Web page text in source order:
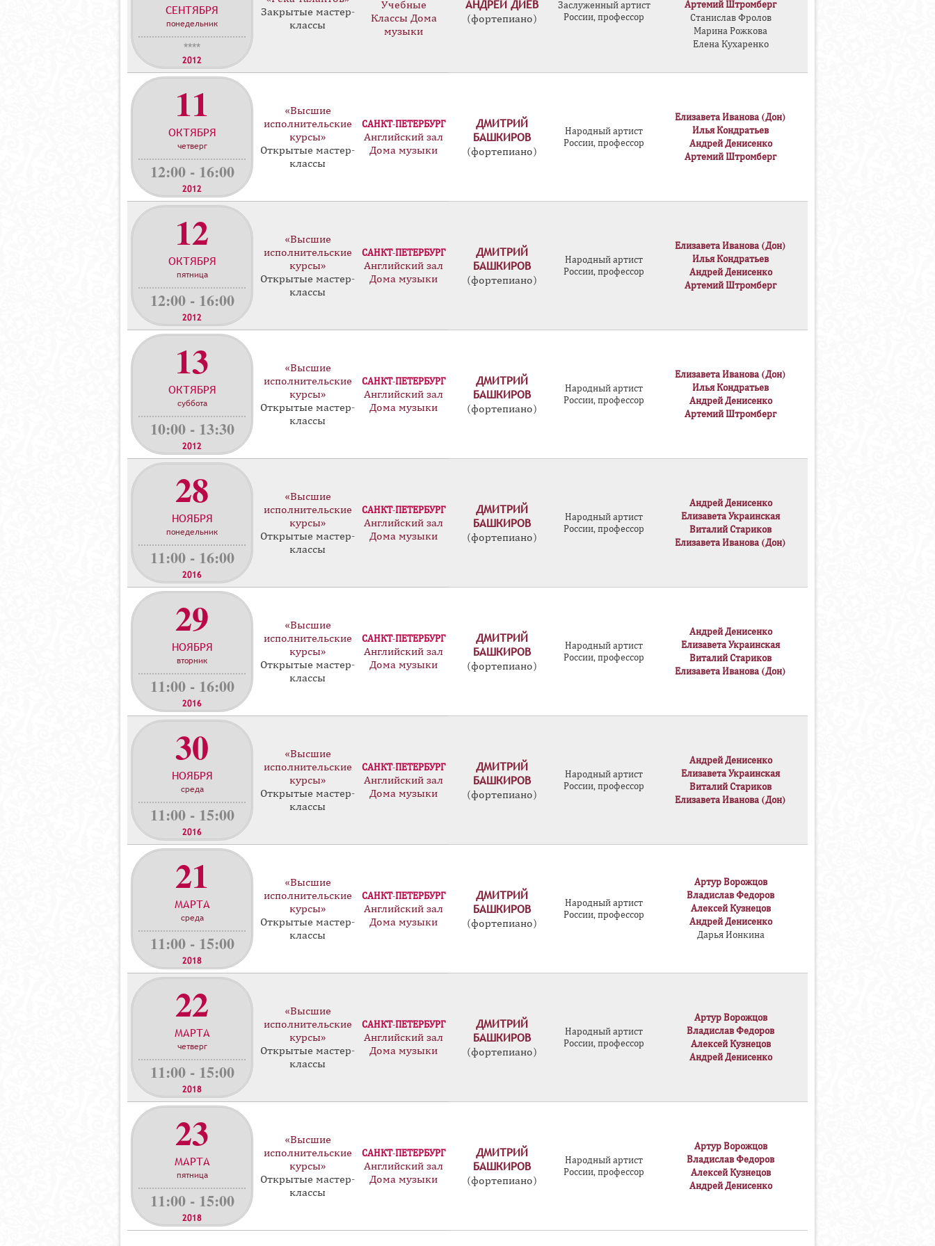
е
-
л
о
в
СЕНТЯБРЯ
понедельник
****
2012
Закрытые мастер-
классы
Учебные
Классы Дома
музыки
АНДРЕЙ ДИЕВ
(фортепиано)
Заслуженный артист
России, профессор
Артемий Штромберг
Станислав Фролов
Марина Рожкова
Елена Кухаренко
11
ОКТЯБРЯ
четверг
12:00 - 16:00
2012
«Высшие
исполнительские
курсы»
Открытые мастер-
классы
САНКТ-ПЕТЕРБУРГ
Английский зал
Дома музыки
ДМИТРИЙ
БАШКИРОВ
(фортепиано)
Народный артист
России, профессор
Елизавета Иванова (Дон)
Илья Кондратьев
Андрей Денисенко
Артемий Штромберг
12
ОКТЯБРЯ
пятница
12:00 - 16:00
2012
«Высшие
исполнительские
курсы»
Открытые мастер-
классы
САНКТ-ПЕТЕРБУРГ
Английский зал
Дома музыки
ДМИТРИЙ
БАШКИРОВ
(фортепиано)
Народный артист
России, профессор
Елизавета Иванова (Дон)
Илья Кондратьев
Андрей Денисенко
Артемий Штромберг
13
ОКТЯБРЯ
суббота
10:00 - 13:30
2012
«Высшие
исполнительские
курсы»
Открытые мастер-
классы
САНКТ-ПЕТЕРБУРГ
Английский зал
Дома музыки
ДМИТРИЙ
БАШКИРОВ
(фортепиано)
Народный артист
России, профессор
Елизавета Иванова (Дон)
Илья Кондратьев
Андрей Денисенко
Артемий Штромберг
28
НОЯБРЯ
понедельник
11:00 - 16:00
2016
«Высшие
исполнительские
курсы»
Открытые мастер-
классы
САНКТ-ПЕТЕРБУРГ
Английский зал
Дома музыки
ДМИТРИЙ
БАШКИРОВ
(фортепиано)
Народный артист
России, профессор
Андрей Денисенко
Елизавета Украинская
Виталий Стариков
Елизавета Иванова (Дон)
29
НОЯБРЯ
вторник
11:00 - 16:00
2016
«Высшие
исполнительские
курсы»
Открытые мастер-
классы
САНКТ-ПЕТЕРБУРГ
Английский зал
Дома музыки
ДМИТРИЙ
БАШКИРОВ
(фортепиано)
Народный артист
России, профессор
Андрей Денисенко
Елизавета Украинская
Виталий Стариков
Елизавета Иванова (Дон)
30
НОЯБРЯ
среда
11:00 - 15:00
2016
«Высшие
исполнительские
курсы»
Открытые мастер-
классы
САНКТ-ПЕТЕРБУРГ
Английский зал
Дома музыки
ДМИТРИЙ
БАШКИРОВ
(фортепиано)
Народный артист
России, профессор
Андрей Денисенко
Елизавета Украинская
Виталий Стариков
Елизавета Иванова (Дон)
21
МАРТА
среда
11:00 - 15:00
2018
«Высшие
исполнительские
курсы»
Открытые мастер-
классы
САНКТ-ПЕТЕРБУРГ
Английский зал
Дома музыки
ДМИТРИЙ
БАШКИРОВ
(фортепиано)
Народный артист
России, профессор
Артур Ворожцов
Владислав Федоров
Алексей Кузнецов
Андрей Денисенко
Дарья Ионкина
22
МАРТА
четверг
11:00 - 15:00
2018
«Высшие
исполнительские
курсы»
Открытые мастер-
классы
САНКТ-ПЕТЕРБУРГ
Английский зал
Дома музыки
ДМИТРИЙ
БАШКИРОВ
(фортепиано)
Народный артист
России, профессор
Артур Ворожцов
Владислав Федоров
Алексей Кузнецов
Андрей Денисенко
23
МАРТА
пятница
11:00 - 15:00
2018
«Высшие
исполнительские
курсы»
Открытые мастер-
классы
САНКТ-ПЕТЕРБУРГ
Английский зал
Дома музыки
ДМИТРИЙ
БАШКИРОВ
(фортепиано)
Народный артист
России, профессор
Артур Ворожцов
Владислав Федоров
Алексей Кузнецов
Андрей Денисенко